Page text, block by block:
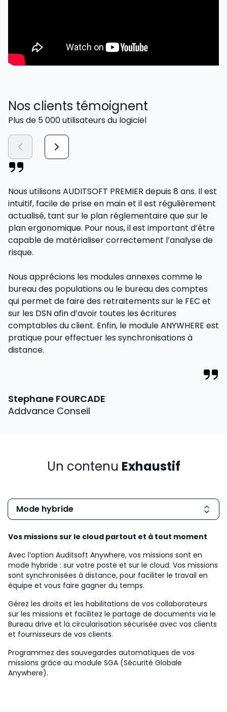
Nos clients témoignent
Plus de 5 000 utilisateurs du logiciel
Nous utilisons AUDITSOFT PREMIER depuis 8 ans. Il est
intuitif, facile de prise en main et il est régulièrement
actualisé, tant sur le plan réglementaire que sur le
plan ergonomique. Pour nous, il est important d’être
capable de matérialiser correctement l’analyse de
risque.
Nous apprécions les modules annexes comme le
bureau des populations ou le bureau des comptes
qui permet de faire des retraitements sur le FEC et
sur les DSN afin d’avoir toutes les écritures
comptables du client. Enfin, le module ANYWHERE est
pratique pour effectuer les synchronisations à
distance.
Stephane FOURCADE
Addvance Conseil
Un contenu Exhaustif
Mode hybride
Vos missions sur le cloud partout et à tout moment
Avec l’option Auditsoft Anywhere, vos missions sont en
mode hybride : sur votre poste et sur le cloud. Vos missions
sont synchronisées à distance, pour faciliter le travail en
équipe et vous faire gagner du temps.
Gérez les droits et les habilitations de vos collaborateurs
sur les missions et facilitez le partage de documents via le
Bureau drive et la circularisation sécurisée avec vos clients
et fournisseurs de vos clients.
Programmez des sauvegardes automatiques de vos
missions grâce au module SGA (Sécurité Globale
Anywhere).